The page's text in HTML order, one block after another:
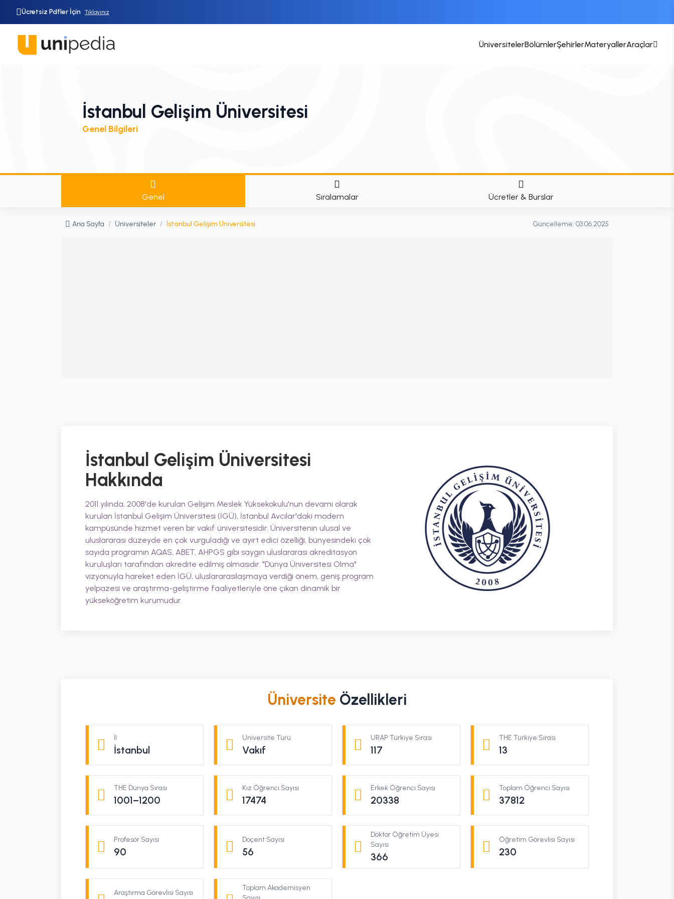
Ücretsiz Pdfler İçin Tıklayınız
ÜniversitelerBölümlerŞehirlerMateryallerAraçlar
İstanbul Gelişim Üniversitesi
Genel Bilgileri
Genel Sıralamalar Ücretler & Burslar
Ana Sayfa / Üniversiteler / İstanbul Gelişim Üniversitesi Güncelleme: 03.06.2025
İstanbul Gelişim Üniversitesi
Hakkında
2011 yılında, 2008'de kurulan Gelişim Meslek Yüksekokulu'nun devamı olarak
kurulan İstanbul Gelişim Üniversitesi (İGÜ), İstanbul Avcılar'daki modern
kampüsünde hizmet veren bir vakıf üniversitesidir. Üniversitenin ulusal ve
uluslararası düzeyde en çok vurguladığı ve ayırt edici özelliği, bünyesindeki çok
sayıda programın AQAS, ABET, AHPGS gibi saygın uluslararası akreditasyon
kuruluşları tarafından akredite edilmiş olmasıdır. "Dünya Üniversitesi Olma"
vizyonuyla hareket eden İGÜ, uluslararasılaşmaya verdiği önem, geniş program
yelpazesi ve araştırma-geliştirme faaliyetleriyle öne çıkan dinamik bir
yükseköğretim kurumudur.
Üniversite Özellikleri
İl
İstanbul
Üniversite Türü
Vakıf
URAP Türkiye Sırası
117
THE Türkiye Sırası
13
THE Dünya Sırası
1001–1200
Kız Öğrenci Sayısı
17474
Erkek Öğrenci Sayısı
20338
Toplam Öğrenci Sayısı
37812
Profesör Sayısı
90
Doçent Sayısı
56
Doktor Öğretim Üyesi
Sayısı
366
Öğretim Görevlisi Sayısı
230
Araştırma Görevlisi Sayısı
Toplam Akademisyen